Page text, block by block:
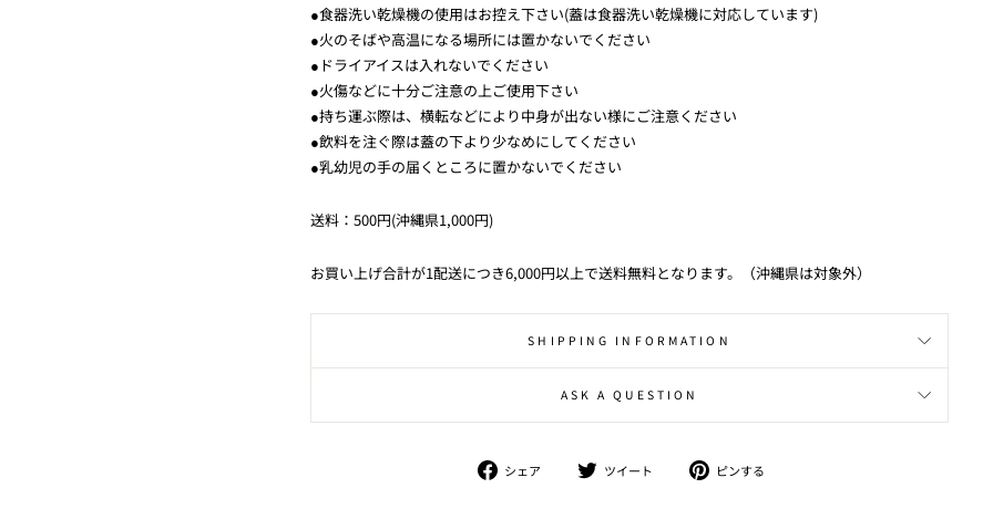
●食器洗い乾燥機の使用はお控え下さい(蓋は食器洗い乾燥機に対応しています)
●火のそばや高温になる場所には置かないでください
●ドライアイスは入れないでください
●火傷などに十分ご注意の上ご使用下さい
●持ち運ぶ際は、横転などにより中身が出ない様にご注意ください
●飲料を注ぐ際は蓋の下より少なめにしてください
●乳幼児の手の届くところに置かないでください
送料：500円(沖縄県1,000円)
お買い上げ合計が1配送につき6,000円以上で送料無料となります。（沖縄県は対象外）
SHIPPING INFORMATION
ASK A QUESTION
シェア ツイート ピンする